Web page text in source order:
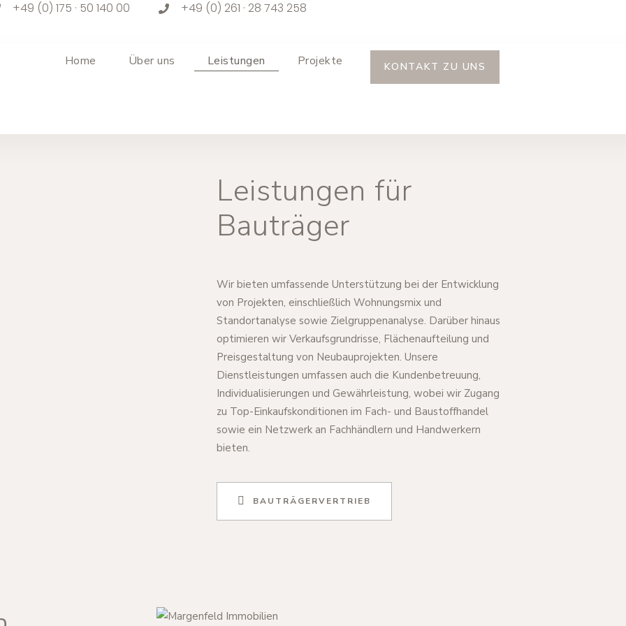
+49 (0) 175 · 50 140 00 +49 (0) 261 · 28 743 258
Home Über uns Leistungen Projekte KONTAKT ZU UNS
Leistungen für
Bauträger
Wir bieten umfassende Unterstützung bei der Entwicklung
von Projekten, einschließlich Wohnungsmix und
Standortanalyse sowie Zielgruppenanalyse. Darüber hinaus
optimieren wir Verkaufsgrundrisse, Flächenaufteilung und
Preisgestaltung von Neubauprojekten. Unsere
Dienstleistungen umfassen auch die Kundenbetreuung,
Individualisierungen und Gewährleistung, wobei wir Zugang
zu Top-Einkaufskonditionen im Fach- und Baustoffhandel
sowie ein Netzwerk an Fachhändlern und Handwerkern
bieten.
BAUTRÄGERVERTRIEB